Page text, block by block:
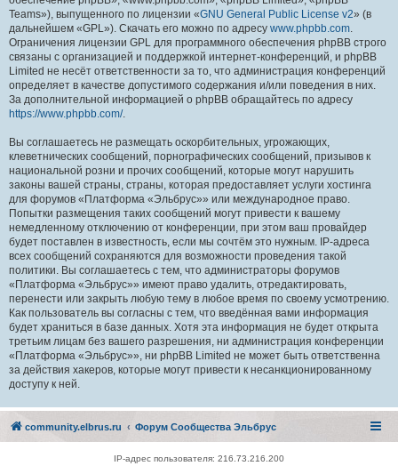
Teams»), выпущенного по лицензии «GNU General Public License v2» (в
дальнейшем «GPL»). Скачать его можно по адресу www.phpbb.com.
Ограничения лицензии GPL для программного обеспечения phpBB строго
связаны с организацией и поддержкой интернет-конференций, и phpBB
Limited не несёт ответственности за то, что администрация конференций
определяет в качестве допустимого содержания и/или поведения в них.
За дополнительной информацией о phpBB обращайтесь по адресу
https://www.phpbb.com/.
Вы соглашаетесь не размещать оскорбительных, угрожающих,
клеветнических сообщений, порнографических сообщений, призывов к
национальной розни и прочих сообщений, которые могут нарушить
законы вашей страны, страны, которая предоставляет услуги хостинга
для форумов «Платформа «Эльбрус»» или международное право.
Попытки размещения таких сообщений могут привести к вашему
немедленному отключению от конференции, при этом ваш провайдер
будет поставлен в известность, если мы сочтём это нужным. IP-адреса
всех сообщений сохраняются для возможности проведения такой
политики. Вы соглашаетесь с тем, что администраторы форумов
«Платформа «Эльбрус»» имеют право удалить, отредактировать,
перенести или закрыть любую тему в любое время по своему усмотрению.
Как пользователь вы согласны с тем, что введённая вами информация
будет храниться в базе данных. Хотя эта информация не будет открыта
третьим лицам без вашего разрешения, ни администрация конференции
«Платформа «Эльбрус»», ни phpBB Limited не может быть ответственна
за действия хакеров, которые могут привести к несанкционированному
доступу к ней.
community.elbrus.ru Форум Сообщества Эльбрус
IP-адрес пользователя: 216.73.216.200